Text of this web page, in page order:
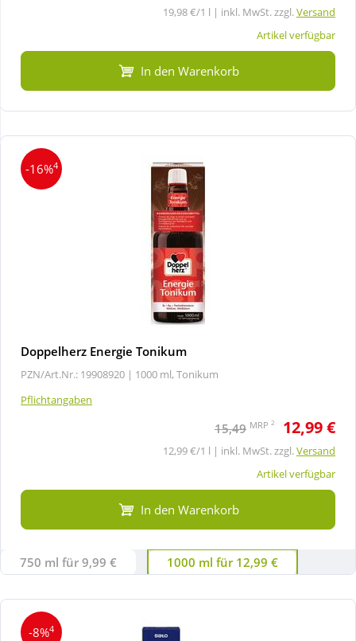
Tierbedarf
Wellness
19,98 €/1 l | inkl. MwSt. zzgl.Versand
Artikel verfügbar
In den Warenkorb
-16%4
Doppelherz Energie Tonikum
PZN/Art.Nr.: 19908920 | 1000 ml, Tonikum
Pflichtangaben
15,49 MRP 2 12,99 €
12,99 €/1 l | inkl. MwSt. zzgl.Versand
Artikel verfügbar
In den Warenkorb
750 ml für 9,99 € 1000 ml für 12,99 €
-8%4